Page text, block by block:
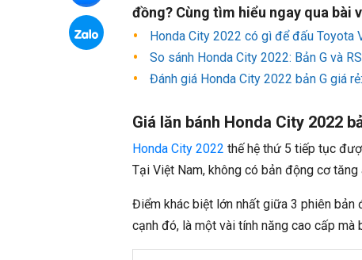
đồng? Cùng tìm hiểu ngay qua bài
Honda City 2022 có gì để đấu Toyota
So sánh Honda City 2022: Bản G và
Đánh giá Honda City 2022 bản G giá
Giá lăn bánh Honda City 2022
Honda City 2022 thế hệ thứ 5 tiếp tục
Tại Việt Nam, không có bản động cơ
Điểm khác biệt lớn nhất giữa 3 phiên bản
cạnh đó, là một vài tính năng cao cấp mà